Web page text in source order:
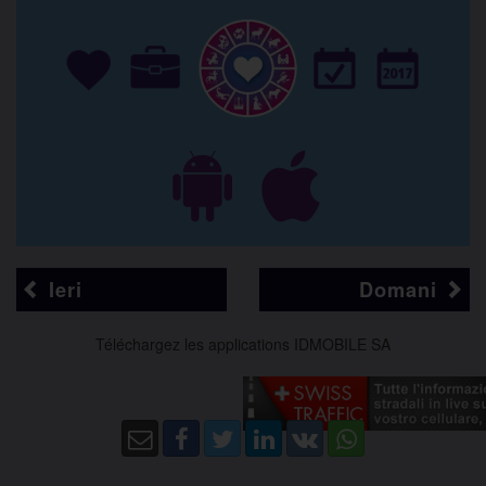
Ieri Domani
Téléchargez les applications IDMOBILE SA